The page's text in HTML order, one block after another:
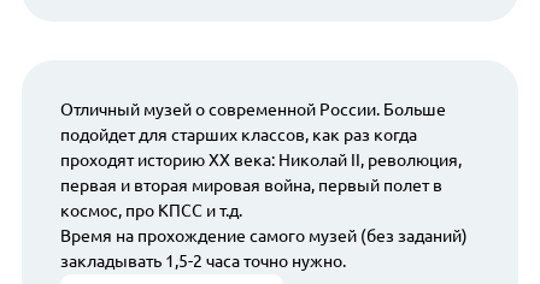
Отличный музей о современной России. Больше
подойдет для старших классов, как раз когда
проходят историю ХХ века: Николай II, революция,
первая и вторая мировая война, первый полет в
космос, про КПСС и т.д.
Время на прохождение самого музей (без заданий)
закладывать 1,5-2 часа точно нужно.